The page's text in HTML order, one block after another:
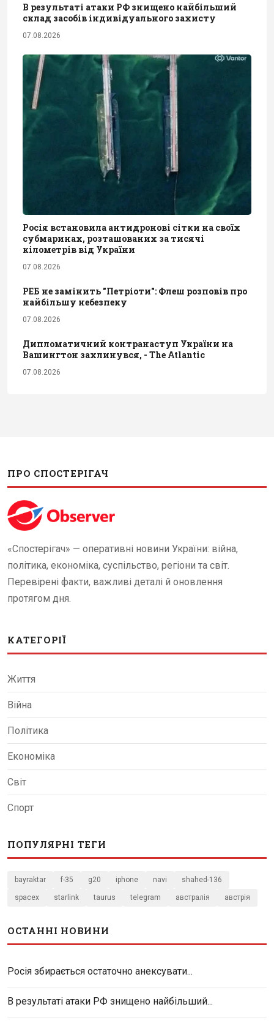
В результаті атаки РФ знищено найбільший
склад засобів індивідуального захисту
07.08.2026
Росія встановила антидронові сітки на своїх
субмаринах, розташованих за тисячі
кілометрів від України
07.08.2026
РЕБ не замінить "Петріоти": Флеш розповів про
найбільшу небезпеку
07.08.2026
Дипломатичний контранаступ України на
Вашингтон захлинувся, - The Atlantic
07.08.2026
ПРО СПОСТЕРІГАЧ
«Спостерігач» — оперативні новини України: війна,
політика, економіка, суспільство, регіони та світ.
Перевірені факти, важливі деталі й оновлення
протягом дня.
КАТЕГОРІЇ
Життя
Війна
Політика
Економіка
Світ
Спорт
ПОПУЛЯРНІ ТЕГИ
bayraktar f-35 g20 iphone navi shahed-136
spacex starlink taurus telegram австралія австрія
ОСТАННІ НОВИНИ
Росія збирається остаточно анексувати...
В результаті атаки РФ знищено найбільший...